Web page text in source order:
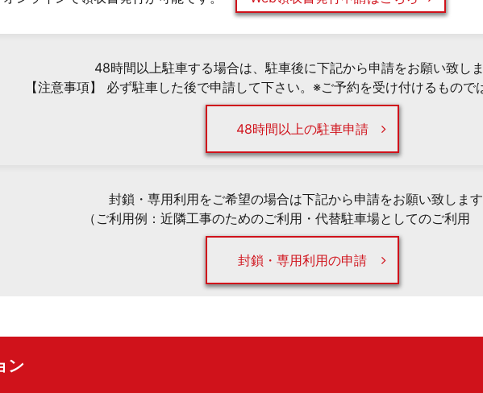
48時間以上駐車する場合は、駐車後に下記から申請をお願い致し
【注意事項】 必ず駐車した後で申請して下さい。※ご予約を受け付けるもので
48時間以上の駐車申請
封鎖・専用利用をご希望の場合は下記から申請をお願い致しま
（ご利用例：近隣工事のためのご利用・代替駐車場としてのご利用
封鎖・専用利用の申請
ン